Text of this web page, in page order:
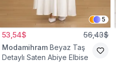
5
53,54$ 56,43$
Modamihram Beyaz Taş
Detaylı Saten Abiye Elbise